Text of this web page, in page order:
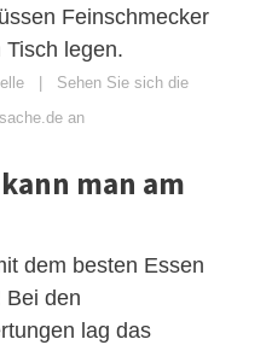
Feinschmecker
legen.
Sehen Sie sich die
an
man am
dem besten Essen
Bei den
lag das